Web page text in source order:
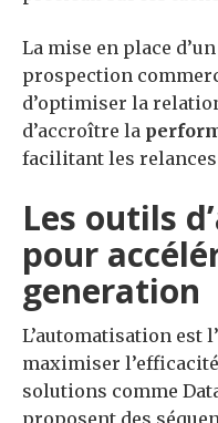
La mise en place
prospection
d’optimiser la
d’accroître la
facilitant les
Les outils
pour
generation
L’automatisation est
maximiser
solutions comme
proposent des